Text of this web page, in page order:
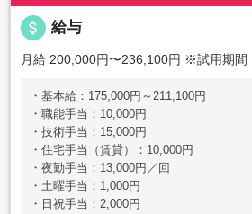
attach_money 給与
月給 200,000円〜236,100円 ※試用期間
・基本給：175,000円～211,100円
・職能手当：10,000円
・技術手当：15,000円
・住宅手当（賃貸）：10,000円
・夜勤手当：13,000円／回
・土曜手当：1,000円
・日祝手当：2,000円